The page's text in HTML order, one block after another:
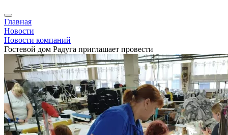
Главная
Новости
Новости компаний
Гостевой дом Радуга приглашает провести